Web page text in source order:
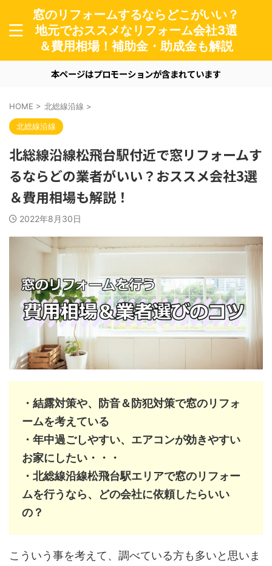
窓のリフォームするならどこがいい？
地元でおススメなリフォーム会社3選
＆費用相場！補助金・助成金も解説
本ページはプロモーションが含まれています
HOME > 北総線沿線 >
北総線沿線
北総線沿線松飛台駅付近で窓リフォームす
るならどの業者がいい？おススメ会社3選
＆費用相場も解説！
2022年8月30日
・結露対策や、防音＆防犯対策で窓のリフォ
ームを考えている
・年中過ごしやすい、エアコンが効きやすい
お家にしたい・・・
・北総線沿線松飛台駅エリアで窓のリフォー
ムを行うなら、どの会社に依頼したらいい
の？
こういう事を考えて、調べている方も多いと思いま